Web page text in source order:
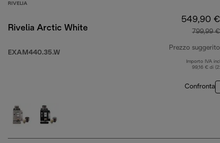
RIVELIA
Rivelia Arctic White
EXAM440.35.W
549,90 €
799,99 €
Prezzo suggerito
Importo IVA
99,16 € di
Confronta